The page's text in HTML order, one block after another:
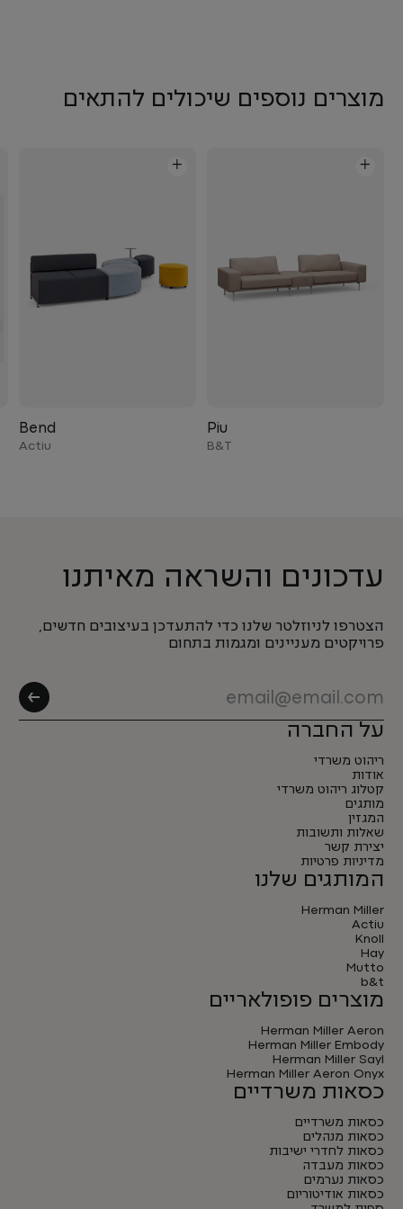
מוצרים נוספים שיכולים להתאים
+
Piu
B&T
+
Bend
Actiu
עדכונים והשראה מאיתנו
הצטרפו לניוזלטר שלנו כדי להתעדכן בעיצובים חדשים,
פרויקטים מעניינים ומגמות בתחום
על החברה
ריהוט משרדי
אודות
קטלוג ריהוט משרדי
מותגים
המגזין
שאלות ותשובות
יצירת קשר
מדיניות פרטיות
המותגים שלנו
Herman Miller
Actiu
Knoll
Hay
Mutto
b&t
מוצרים פופולאריים
Herman Miller Aeron
Herman Miller Embody
Herman Miller Sayl
Herman Miller Aeron Onyx
כסאות משרדיים
כסאות משרדיים
כסאות מנהלים
כסאות לחדרי ישיבות
כסאות מעבדה
כסאות נערמים
כסאות אודיטוריום